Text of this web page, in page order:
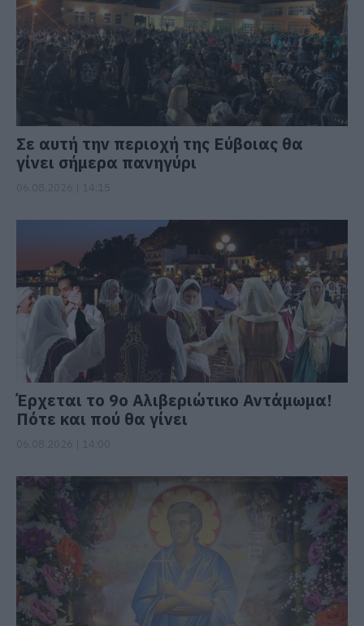
Σε αυτή την περιοχή της Εύβοιας θα
γίνει σήμερα πανηγύρι
Έρχεται το 9ο Αλιβεριώτικο Αντάμωμα!
Πότε και πού θα γίνει